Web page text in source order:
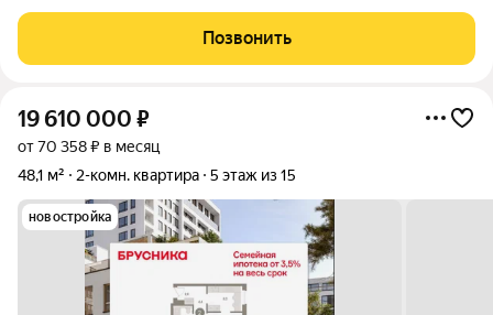
поселке проживает не больше 6 тысяч жителей. В квартире
сделан косметический ремонт,
Позвонить
19 610 000 ₽
от 70 358 ₽ в месяц
48,1 м²
2-комн. квартира 5 этаж из 15
новостройка